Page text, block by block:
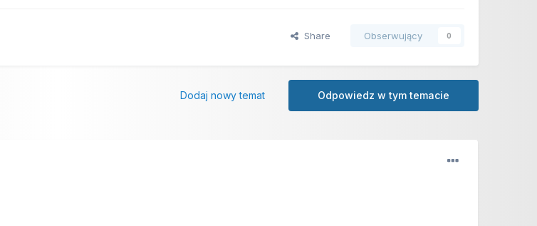
Share Obserwujący 0
Odpowiedz w tym temacie
Dodaj nowy temat